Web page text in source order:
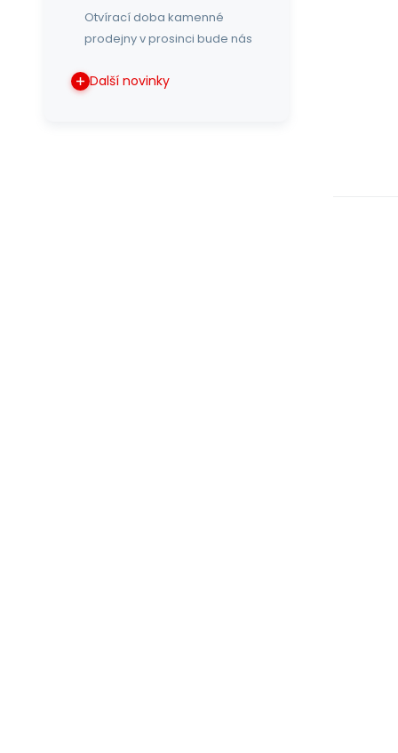
Otvírací doba kamenné
prodejny v prosinci bude nás
Další novinky